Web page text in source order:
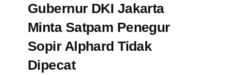
Gubernur DKI Jakarta
Minta Satpam Penegur
Sopir Alphard Tidak
Dipecat